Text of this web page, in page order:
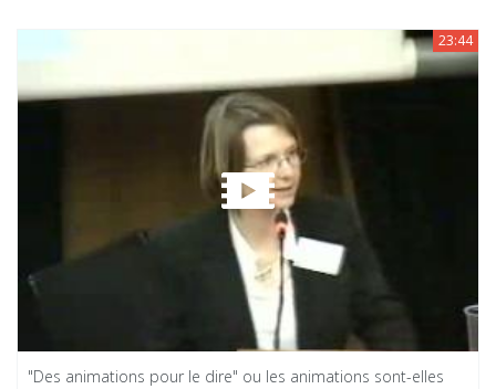
23:44
"Des animations pour le dire" ou les animations sont-elles